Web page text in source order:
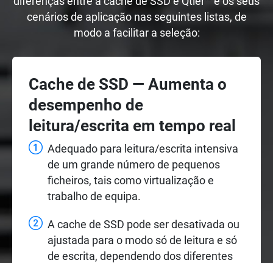
cenários de aplicação nas seguintes listas, de
modo a facilitar a seleção:
Cache de SSD — Aumenta o
desempenho de
leitura/escrita em tempo real
Adequado para leitura/escrita intensiva
de um grande número de pequenos
ficheiros, tais como virtualização e
trabalho de equipa.
A cache de SSD pode ser desativada ou
ajustada para o modo só de leitura e só
de escrita, dependendo dos diferentes